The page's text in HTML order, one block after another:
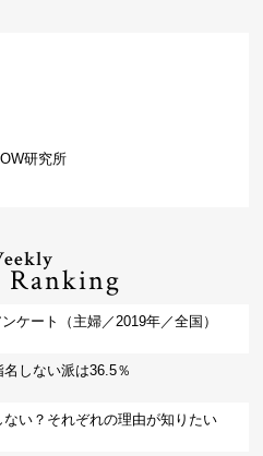
研究所
Ranking
ケート（主婦／2019年／全国）
しない派は36.5％
い？それぞれの理由が知りたい